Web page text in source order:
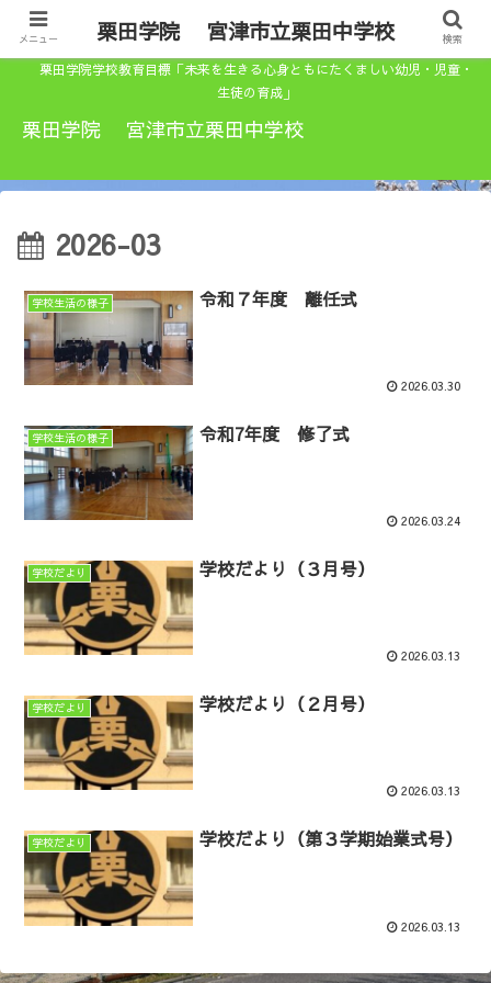
栗田学院学校教育目標「未来を生きる心身ともにたくましい幼児・児童・
生徒の育成」
栗田学院 宮津市立栗田中学校
2026-03
学校生活の様子 令和７年度 離任式
2026.03.30
学校生活の様子 令和7年度 修了式
2026.03.24
学校だより 学校だより（３月号）
2026.03.13
学校だより 学校だより（２月号）
2026.03.13
学校だより 学校だより（第３学期始業式号）
2026.03.13
メニュー 栗田学院 宮津市立栗田中学校 検索